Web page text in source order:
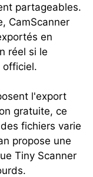
partageables.
CamScanner
en
réel si le
officiel.
l'export
gratuite, ce
fichiers varie
propose une
Tiny Scanner